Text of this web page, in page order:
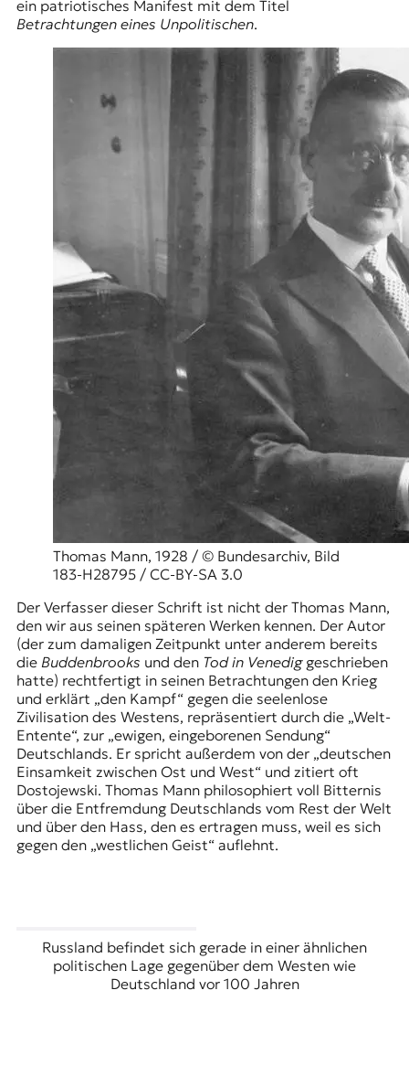
p
e
t
e
n
z
z
u
O
s
t
e
u
r
ein patriotisches Manifest mit dem Titel
Betrachtungen eines Unpolitischen.
Thomas Mann, 1928 / © Bundesarchiv, Bild
183-H28795 / CC-BY-SA 3.0
Der Verfasser dieser Schrift ist nicht der Thomas Mann,
den wir aus seinen späteren Werken kennen. Der Autor
(der zum damaligen Zeitpunkt unter anderem bereits
die Buddenbrooks und den Tod in Venediggeschrieben
hatte) rechtfertigt in seinen Betrachtungen den Krieg
und erklärt „den Kampf“ gegen die seelenlose
Zivilisation des Westens, repräsentiert durch die „Welt-
Entente“, zur „ewigen, eingeborenen Sendung“
Deutschlands. Er spricht außerdem von der „deutschen
Einsamkeit zwischen Ost und West“ und zitiert oft
Dostojewski. Thomas Mann philosophiert voll Bitternis
über die Entfremdung Deutschlands vom Rest der Welt
und über den Hass, den es ertragen muss, weil es sich
gegen den „westlichen Geist“ auflehnt.
Russland befindet sich gerade in einer ähnlichen
politischen Lage gegenüber dem Westen wie
Deutschland vor 100 Jahren